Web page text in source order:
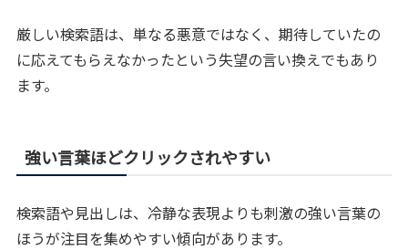
厳しい検索語は、単なる悪意ではなく、期待していたの
に応えてもらえなかったという失望の言い換えでもあり
ます。
強い言葉ほどクリックされやすい
検索語や見出しは、冷静な表現よりも刺激の強い言葉の
ほうが注目を集めやすい傾向があります。